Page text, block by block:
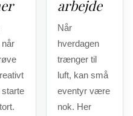
når
starte
arbejde
Når
hverdagen
trænger til
luft, kan små
eventyr være
nok. Her